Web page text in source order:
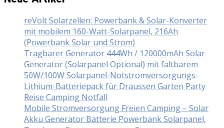
reVolt Solarzellen: Powerbank & Solar-Konverter
mit mobilem 160-Watt-Solarpanel, 216Ah
(Powerbank Solar und Strom)
Tragbarer Generator 444Wh / 120000mAh Solar
Generator (Solarpanel Optional) mit faltbarem
50W/100W Solarpanel-Notstromversorgungs-
Lithium-Batteriepack für Draussen Garten Party
Reise Camping Notfall
Mobile Stromversorgung Freien Camping – Solar
Akku Generator Batterie Powerbank Solarpanel,